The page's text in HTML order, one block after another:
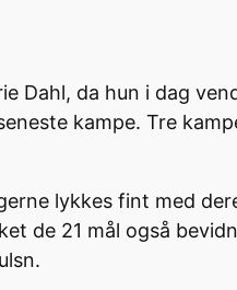
da hun i dag
kampe. Tre
lykkes fint med
de 21 mål også